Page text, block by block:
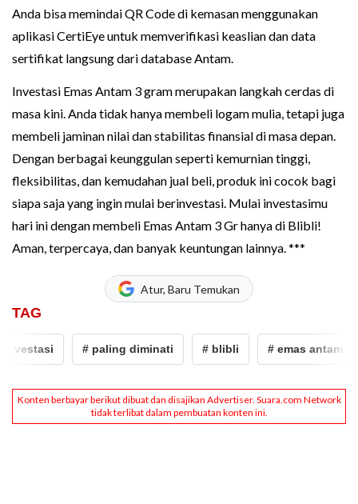
Anda bisa memindai QR Code di kemasan menggunakan
aplikasi CertiEye untuk memverifikasi keaslian dan data
sertifikat langsung dari database Antam.
Investasi Emas Antam 3 gram merupakan langkah cerdas di
masa kini. Anda tidak hanya membeli logam mulia, tetapi juga
membeli jaminan nilai dan stabilitas finansial di masa depan.
Dengan berbagai keunggulan seperti kemurnian tinggi,
fleksibilitas, dan kemudahan jual beli, produk ini cocok bagi
siapa saja yang ingin mulai berinvestasi. Mulai investasimu
hari ini dengan membeli Emas Antam 3 Gr hanya di Blibli!
Aman, terpercaya, dan banyak keuntungan lainnya. ***
Atur, Baru Temukan
TAG
# paling diminati # blibli # emas antam